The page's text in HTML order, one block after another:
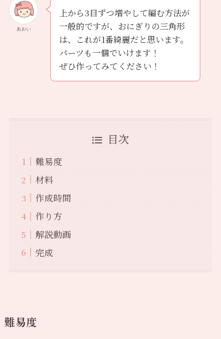
あおい
上から3目ずつ増やして編む方法が
一般的ですが、おにぎりの三角形
は、これが1番綺麗だと思います。
パーツも一個でいけます！
ぜひ作ってみてください！
目次
難易度
材料
作成時間
作り方
解説動画
完成
難易度